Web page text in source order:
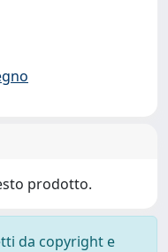
prodotto.
da copyright e